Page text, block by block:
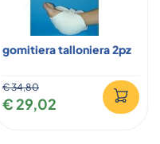
gomitiera talloniera 2pz
€ 34,80
€ 29,02